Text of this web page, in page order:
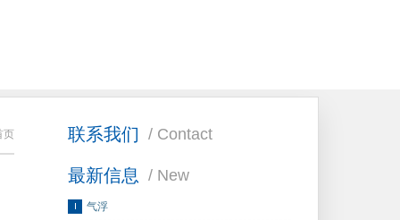
联系我们 / Contact
最新信息 / New
气浮
页